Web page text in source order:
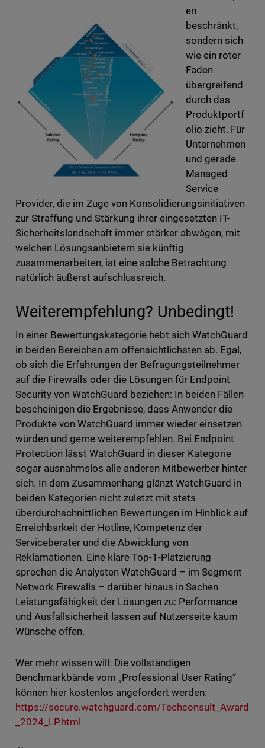
en
beschränkt,
sondern sich
wie ein roter
Faden
übergreifend
durch das
Produktportf
olio zieht. Für
Unternehmen
und gerade
Managed
Service
Provider, die im Zuge von Konsolidierungsinitiativen
zur Straffung und Stärkung ihrer eingesetzten IT-
Sicherheitslandschaft immer stärker abwägen, mit
welchen Lösungsanbietern sie künftig
zusammenarbeiten, ist eine solche Betrachtung
natürlich äußerst aufschlussreich.
Weiterempfehlung? Unbedingt!
In einer Bewertungskategorie hebt sich WatchGuard
in beiden Bereichen am offensichtlichsten ab. Egal,
ob sich die Erfahrungen der Befragungsteilnehmer
auf die Firewalls oder die Lösungen für Endpoint
Security von WatchGuard beziehen: In beiden Fällen
bescheinigen die Ergebnisse, dass Anwender die
Produkte von WatchGuard immer wieder einsetzen
würden und gerne weiterempfehlen. Bei Endpoint
Protection lässt WatchGuard in dieser Kategorie
sogar ausnahmslos alle anderen Mitbewerber hinter
sich. In dem Zusammenhang glänzt WatchGuard in
beiden Kategorien nicht zuletzt mit stets
überdurchschnittlichen Bewertungen im Hinblick auf
Erreichbarkeit der Hotline, Kompetenz der
Serviceberater und die Abwicklung von
Reklamationen. Eine klare Top-1-Platzierung
sprechen die Analysten WatchGuard – im Segment
Network Firewalls – darüber hinaus in Sachen
Leistungsfähigkeit der Lösungen zu: Performance
und Ausfallsicherheit lassen auf Nutzerseite kaum
Wünsche offen.
Wer mehr wissen will: Die vollständigen
Benchmarkbände vom „Professional User Rating“
können hier kostenlos angefordert werden:
https://secure.watchguard.com/Techconsult_Award
_2024_LP.html